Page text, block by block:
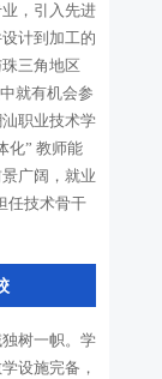
，引入先进
计到加工的
三角地区
就有机会参
职业技术学
化” 教师能
广阔，就业
任技术骨干
树一帜。学
设施完备，